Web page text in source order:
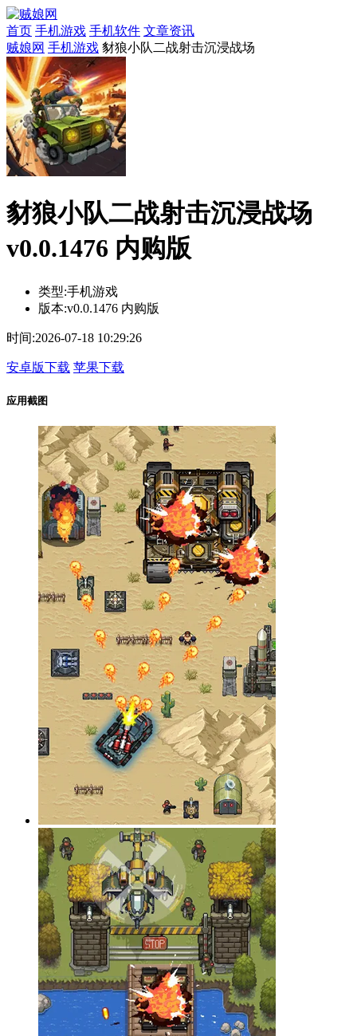
首页 手机游戏 手机软件 文章资讯
贼娘网 手机游戏 豺狼小队二战射击沉浸战场
豺狼小队二战射击沉浸战场
v0.0.1476 内购版
类型:手机游戏
版本:v0.0.1476 内购版
时间:2026-07-18 10:29:26
安卓版下载 苹果下载
应用截图